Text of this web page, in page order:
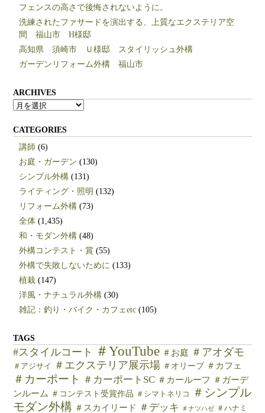
フェンスの高さで後悔されないように。
洗練されたファサードを演出する、上質なエクステリア空
間 福山市 H様邸
高知県 須崎市 Ｕ様邸 スタイリッシュ外構
ガーデンリフォーム外構 福山市
ARCHIVES
ARCHIVES
CATEGORIES
講師 (6)
お庭・ガーデン (130)
シンプル外構 (131)
ライティング・照明 (132)
リフォーム外構 (73)
全体 (1,435)
和・モダン外構 (48)
外構コンテスト・賞 (55)
外構で失敗しないために (133)
植栽 (147)
洋風・ナチュラル外構 (30)
雑記：釣り・バイク・カフェetc (105)
TAGS
#スタイルコート ＃YouTube ＃お庭 ＃アオダモ
＃アジサイ ＃エクステリア展示場 ＃オリーブ ＃カフェ
＃カーポート ＃カーポートSC ＃カールーフ ＃ガーデ
ンルーム ＃コンテスト受賞作品 ＃シマトネリコ
＃シンプル
モダン外構 ＃スカイリード ＃デッキ ＃ナツハゼ ＃ハナミ